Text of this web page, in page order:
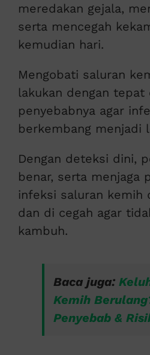
meredakan gejala,
serta mencegah
kemudian hari.
Mengobati saluran
lakukan dengan tepat
penyebabnya agar
berkembang menjadi
Dengan deteksi dini,
benar, serta menjaga
infeksi saluran kemih
dan di cegah agar
kambuh.
Baca juga:
Kemih
Penyebab &